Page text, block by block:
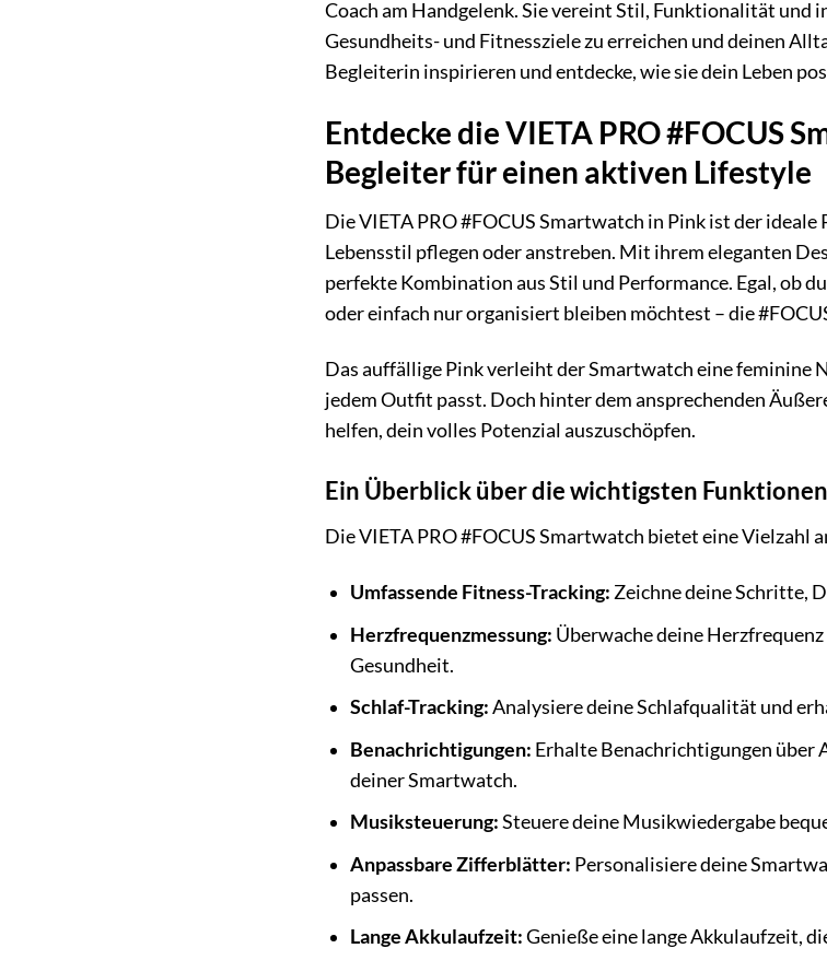
Coach am Handgelenk. Sie vereint Stil, Funktionalität und
Gesundheits- und Fitnessziele zu erreichen und deinen
Begleiterin inspirieren und entdecke, wie sie dein Leben
Entdecke die VIETA PRO #FOCUS
Begleiter für einen aktiven Lifestyle
Die VIETA PRO #FOCUS Smartwatch in Pink ist der
Lebensstil pflegen oder anstreben. Mit ihrem eleganten
perfekte Kombination aus Stil und Performance. Egal, ob
oder einfach nur organisiert bleiben möchtest – die
Das auffällige Pink verleiht der Smartwatch eine feminine
jedem Outfit passt. Doch hinter dem ansprechenden
helfen, dein volles Potenzial auszuschöpfen.
Ein Überblick über die wichtigsten Funktionen
Die VIETA PRO #FOCUS Smartwatch bietet eine
Umfassende Fitness-Tracking: Zeichne deine Schritte,
Herzfrequenzmessung: Überwache deine
Gesundheit.
Schlaf-Tracking:Analysiere deine Schlafqualität und
Benachrichtigungen: Erhalte Benachrichtigungen über
deiner Smartwatch.
Musiksteuerung:Steuere deine Musikwiedergabe
Anpassbare Zifferblätter: Personalisiere deine
passen.
Lange Akkulaufzeit:Genieße eine lange Akkulaufzeit,